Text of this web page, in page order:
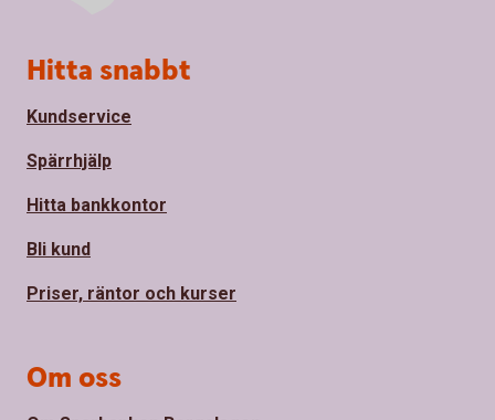
Sidfot
Hitta snabbt
Kundservice
Spärrhjälp
Hitta bankkontor
Bli kund
Priser, räntor och kurser
Om oss